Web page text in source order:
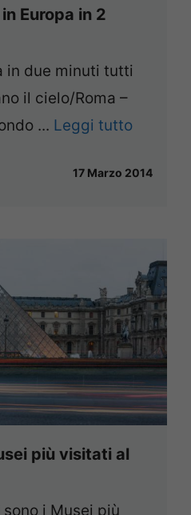
Europa in 2
in due minuti tutti
il cielo/Roma –
... Leggi tutto
17 Marzo 2014
più visitati al
i Musei più